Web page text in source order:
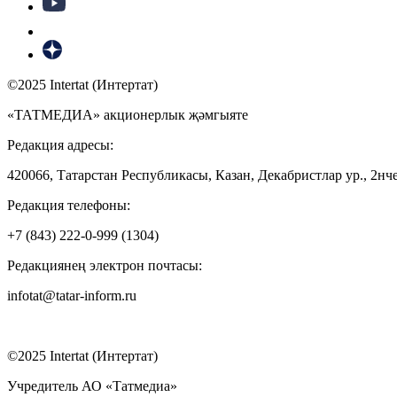
©2025 Intertat (Интертат)
«ТАТМЕДИА» акционерлык җәмгыяте
Редакция адресы:
420066, Татарстан Республикасы, Казан, Декабристлар ур.,
Редакция телефоны:
+7 (843) 222-0-999 (1304)
Редакциянең электрон почтасы:
infotat@tatar-inform.ru
©2025 Intertat (Интертат)
Учредитель АО «Татмедиа»